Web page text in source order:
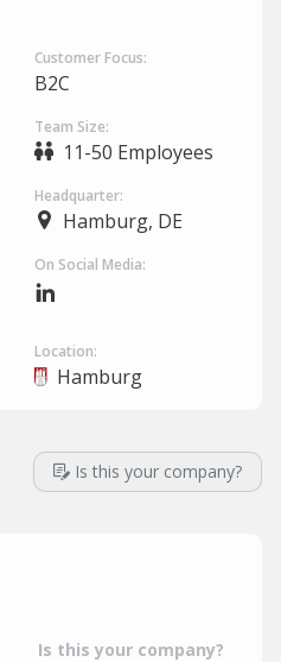
Customer Focus:
B2C
Team Size:
11-50 Employees
Headquarter:
Hamburg, DE
On Social Media:
Location:
Hamburg
Is this your company?
Is this your company?